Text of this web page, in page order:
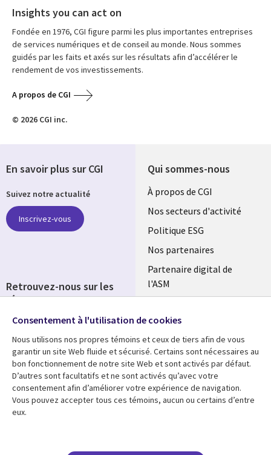
Insights you can act on
Fondée en 1976, CGI figure parmi les plus importantes entreprises
de services numériques et de conseil au monde. Nous sommes
guidés par les faits et axés sur les résultats afin d’accélérer le
rendement de vos investissements.
A propos de CGI
© 2026 CGI inc.
Qui sommes-nous
Useful
links
FRANCE
À propos de CGI
Nos secteurs d'activité
Politique ESG
Nos partenaires
Partenaire digital de
l'ASM
Fusions
Ressources
Library
Links
Articles
Blog
Support
Legal
Accessibilité
conditions juridiques
En savoir plus sur CGI
Suivez notre actualité
Inscrivez-vous
Retrouvez-nous sur les
réseaux
Social
Media
FRANCE
Consentement à l'utilisation de cookies
Nous utilisons nos propres témoins et ceux de tiers afin de vous
garantir un site Web fluide et sécurisé. Certains sont nécessaires au
bon fonctionnement de notre site Web et sont activés par défaut.
D’autres sont facultatifs et ne sont activés qu’avec votre
consentement afin d’améliorer votre expérience de navigation.
Vous pouvez accepter tous ces témoins, aucun ou certains d’entre
eux.